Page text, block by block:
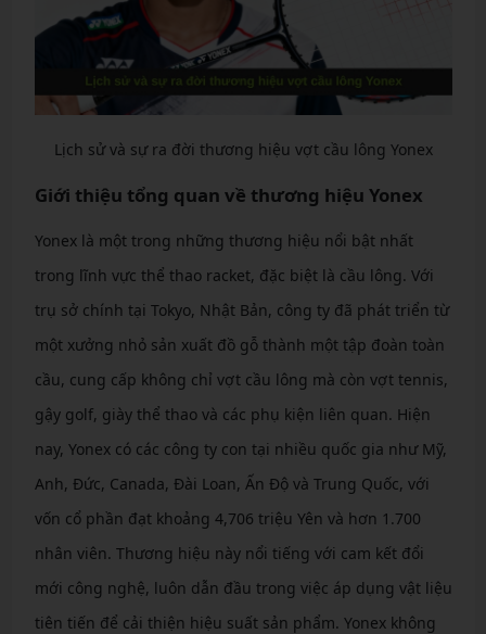
Lịch sử và sự ra đời thương hiệu vợt cầu lông Yonex
Giới thiệu tổng quan về thương hiệu Yonex
Yonex là một trong những thương hiệu nổi bật nhất
trong lĩnh vực thể thao racket, đặc biệt là cầu lông. Với
trụ sở chính tại Tokyo, Nhật Bản, công ty đã phát triển từ
một xưởng nhỏ sản xuất đồ gỗ thành một tập đoàn toàn
cầu, cung cấp không chỉ vợt cầu lông mà còn vợt tennis,
gậy golf, giày thể thao và các phụ kiện liên quan. Hiện
nay, Yonex có các công ty con tại nhiều quốc gia như Mỹ,
Anh, Đức, Canada, Đài Loan, Ấn Độ và Trung Quốc, với
vốn cổ phần đạt khoảng 4,706 triệu Yên và hơn 1.700
nhân viên. Thương hiệu này nổi tiếng với cam kết đổi
mới công nghệ, luôn dẫn đầu trong việc áp dụng vật liệu
tiên tiến để cải thiện hiệu suất sản phẩm. Yonex không